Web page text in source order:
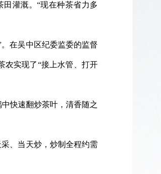
灌溉。“现在种茶省力多
在吴中区纪委监委的监督
农实现了“接上水管、打开
快速翻炒茶叶，清香随之
、当天炒，炒制全程约需